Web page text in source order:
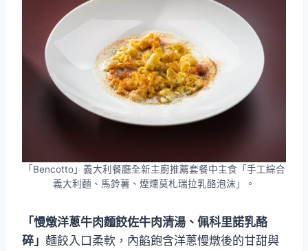
「Bencotto」義大利餐廳全新主廚推薦套餐中主食「手工綜合
義大利麵、馬鈴薯、煙燻莫札瑞拉乳酪泡沫」。
「慢燉洋蔥牛肉麵餃佐牛肉清湯、佩科里諾乳酪
碎」 麵餃入口柔軟，內餡飽含洋蔥慢燉後的甘甜與